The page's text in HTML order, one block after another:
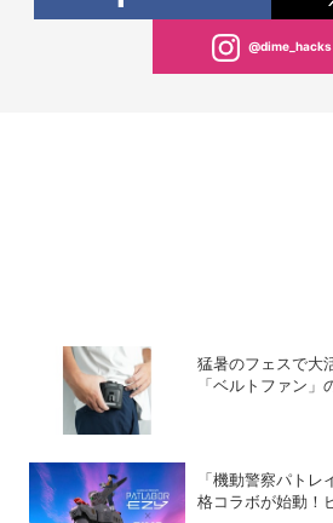
@dime_hacks
猛暑のフェスで大
「ベルトファン」
「機動警察パト
格コラボが始動！